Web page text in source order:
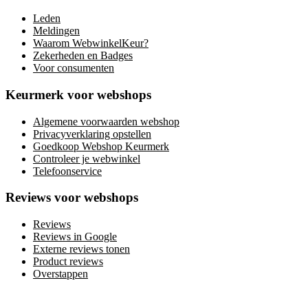
Leden
Meldingen
Waarom WebwinkelKeur?
Zekerheden en Badges
Voor consumenten
Keurmerk voor webshops
Algemene voorwaarden webshop
Privacyverklaring opstellen
Goedkoop Webshop Keurmerk
Controleer je webwinkel
Telefoonservice
Reviews voor webshops
Reviews
Reviews in Google
Externe reviews tonen
Product reviews
Overstappen